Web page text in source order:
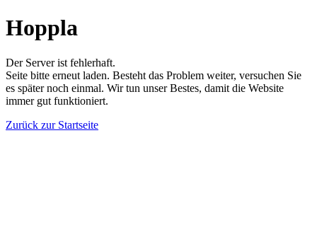
Hoppla
Der Server ist fehlerhaft.
Seite bitte erneut laden. Besteht das Problem weiter, versuchen Sie
es später noch einmal. Wir tun unser Bestes, damit die Website
immer gut funktioniert.
Zurück zur Startseite